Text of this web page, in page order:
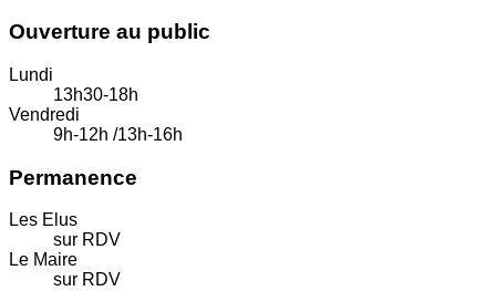
Ouverture au public
Lundi
13h30-18h
Vendredi
9h-12h /13h-16h
Permanence
Les Elus
sur RDV
Le Maire
sur RDV